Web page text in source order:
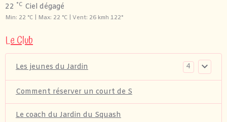
22 °C Ciel dégagé
Min: 22 °C | Max: 22 °C | Vent: 26 kmh 122°
Le Club
Les jeunes du Jardin 4
Comment réserver un court de S
Le coach du Jardin du Squash